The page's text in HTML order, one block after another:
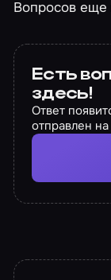
Вопросов еще
Есть
здесь!
Ответ
отправлен